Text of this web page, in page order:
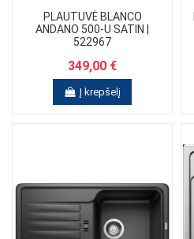
PLAUTUVĖ BLANCO
ANDANO 500-U SATIN |
522967
349,00 €
Į krepšelį